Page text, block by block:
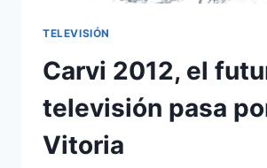
TELEVISIÓN
Carvi 2012, el
televisión pasa
Vitoria